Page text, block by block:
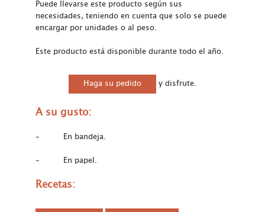
Puede llevarse este producto según sus
necesidades, teniendo en cuenta que solo se puede
encargar por unidades o al peso.
Este producto está disponible durante todo el año.
Haga su pedido y disfrute.
A su gusto:
– En bandeja.
– En papel.
Recetas: